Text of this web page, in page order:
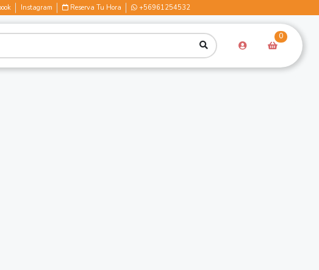
Instagram Reserva Tu Hora +56961254532
0